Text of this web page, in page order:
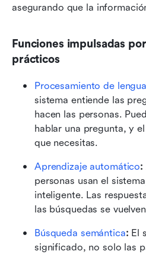
asegurando que la
Funciones impulsadas
prácticos
Procesamiento de
sistema entiende las
hacen las personas.
hablar una pregunta, y
que necesitas.
Aprendizaje automático:
personas usan el
inteligente. Las
las búsquedas se
Búsqueda semántica: El
significado, no solo las